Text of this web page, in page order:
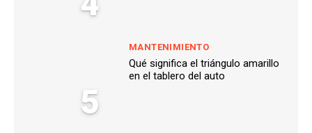
5
MANTENIMIENTO
Qué significa el triángulo amarillo
en el tablero del auto